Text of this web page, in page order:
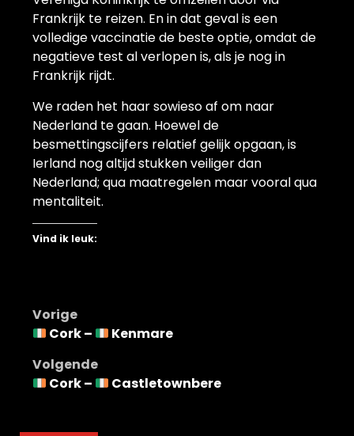
Frankrijk te reizen. En in dat geval is een
volledige vaccinatie de beste optie, omdat de
negatieve test al verlopen is, als je nog in
Frankrijk rijdt.
We raden het haar sowieso af om naar
Nederland te gaan. Hoewel de
besmettingscijfers relatief gelijk opgaan, is
Ierland nog altijd stukken veiliger dan
Nederland; qua maatregelen maar vooral qua
mentaliteit.
Vind ik leuk:
Bericht
navigatie
Vorige
Cork –
Kenmare
Volgende
Cork –
Castletownbere